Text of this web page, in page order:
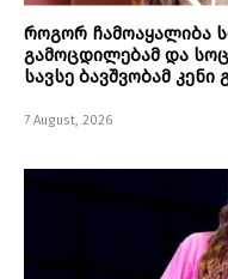
როგორ ჩამოაყალიბა
გამოცდილებამ და
სავსე ბავშვობამ კენი
7 August, 2026